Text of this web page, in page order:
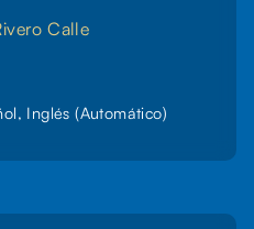
Calle
Inglés (Automático)